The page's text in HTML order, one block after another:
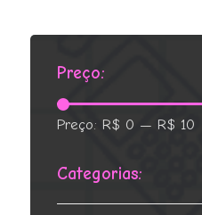
Preço:
Preço
Preço
Preço: R$ 0 — R$ 10
Categorias: